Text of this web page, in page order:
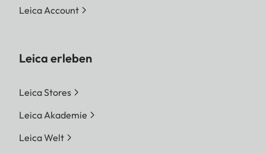
Leica Account
Leica erleben
Leica Stores
Leica Akademie
Leica Welt